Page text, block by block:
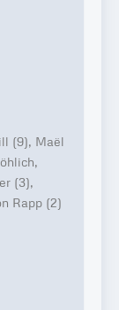
(9), Maël
(3),
Rapp (2)